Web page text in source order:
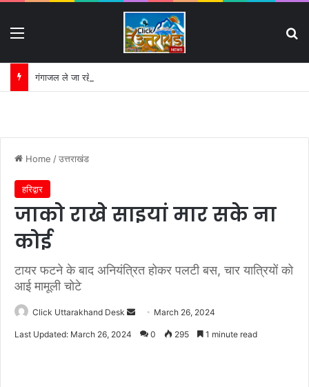
गंगाजल ले जा रहे कांवड़ियों की चलती बाइक में लगी आग
Home /उत्तराखंड
हरिद्वार
जाको राखे साइयां मार सके ना
कोई
टायर फटने के बाद अनियंत्रित होकर पलटी बस, चार यात्रियों को
आई मामूली चोटे
Click Uttarakhand Desk March 26, 2024
Last Updated: March 26, 2024 0 295 1 minute read